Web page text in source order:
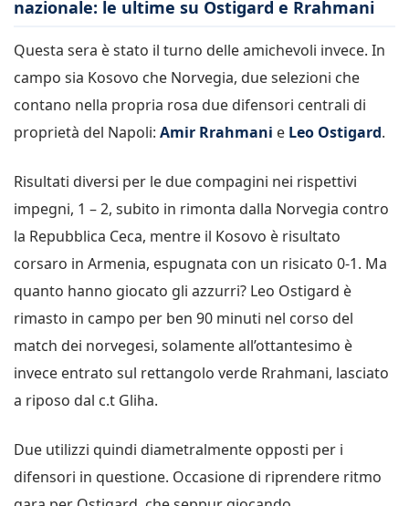
nazionale: le ultime su Ostigard e Rrahmani
Questa sera è stato il turno delle amichevoli invece. In
campo sia Kosovo che Norvegia, due selezioni che
contano nella propria rosa due difensori centrali di
proprietà del Napoli: Amir Rrahmani e Leo Ostigard.
Risultati diversi per le due compagini nei rispettivi
impegni, 1 – 2, subito in rimonta dalla Norvegia contro
la Repubblica Ceca, mentre il Kosovo è risultato
corsaro in Armenia, espugnata con un risicato 0-1. Ma
quanto hanno giocato gli azzurri? Leo Ostigard è
rimasto in campo per ben 90 minuti nel corso del
match dei norvegesi, solamente all’ottantesimo è
invece entrato sul rettangolo verde Rrahmani, lasciato
a riposo dal c.t Gliha.
Due utilizzi quindi diametralmente opposti per i
difensori in questione. Occasione di riprendere ritmo